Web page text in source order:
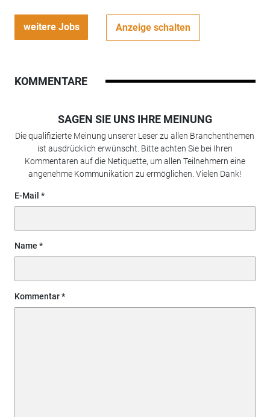
weitere Jobs Anzeige schalten
KOMMENTARE
SAGEN SIE UNS IHRE MEINUNG
Die qualifizierte Meinung unserer Leser zu allen Branchenthemen
ist ausdrücklich erwünscht. Bitte achten Sie bei Ihren
Kommentaren auf die Netiquette, um allen Teilnehmern eine
angenehme Kommunikation zu ermöglichen. Vielen Dank!
E-Mail
Name
Kommentar